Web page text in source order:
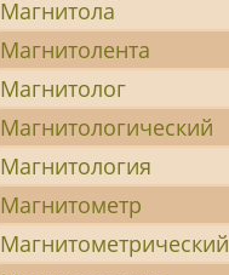
Магнитола
Магнитолента
Магнитолог
Магнитологический
Магнитология
Магнитометр
Магнитометрический